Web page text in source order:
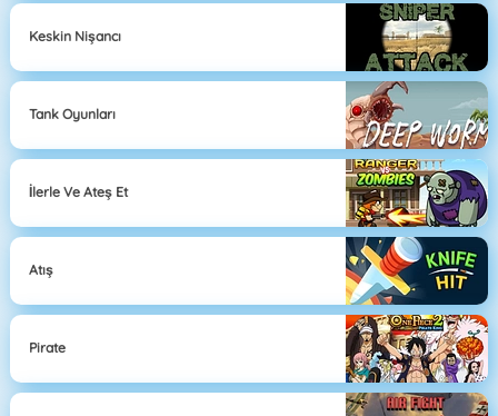
Keskin Nişancı
Tank Oyunları
İlerle Ve Ateş Et
Atış
Pirate